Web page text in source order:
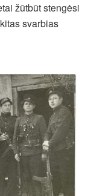
žūtbūt stengėsi
svarbias